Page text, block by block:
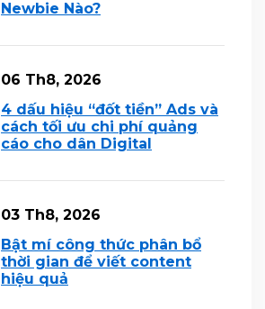
Newbie Nào?
06 Th8, 2026
4 dấu hiệu “đốt tiền” Ads và
cách tối ưu chi phí quảng
cáo cho dân Digital
03 Th8, 2026
Bật mí công thức phân bổ
thời gian để viết content
hiệu quả